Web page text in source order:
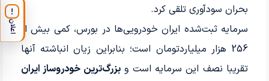
بحران سودآوری تلقی کرد.
سرمایه ثبت‌شده ایران‌ خودرویی‌‌‌‌‌‌‌‌‌ها در بورس، کمی بیش از
256‌ هزار ‌میلیارد‌تومان است؛ بنابراین زیان انباشته آنها
تقریبا نصف این سرمایه است وبزرگ‌ترین خودروساز ایران
!
اعلان